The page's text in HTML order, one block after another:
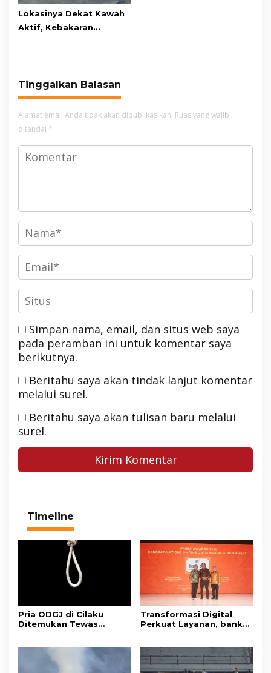
Lokasinya Dekat Kawah
Aktif, Kebakaran
Tinggalkan Balasan
Alamat email Anda tidak akan dipublikasikan. Ruas yang wajib
ditandai *
Simpan nama, email, dan situs web saya
pada peramban ini untuk komentar saya
berikutnya.
Beritahu saya akan tindak lanjut komentar
melalui surel.
Beritahu saya akan tulisan baru melalui
surel.
Timeline
Pria ODGJ di Cilaku
Ditemukan Tewas
Transformasi Digital
Perkuat Layanan, bank
Awards 2026